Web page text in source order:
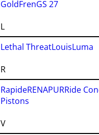
GoldFrenGS 27
L
Lethal ThreatLouisLuma
R
RapideRENAPURRide
Pistons
V